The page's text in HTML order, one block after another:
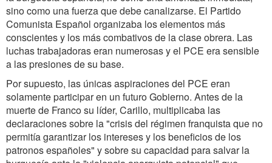
sino como una fuerza que debe canalizarse. El Partido
Comunista Español organizaba los elementos más
conscientes y los más combativos de la clase obrera. Las
luchas trabajadoras eran numerosas y el PCE era sensible
a las presiones de su base.
Por supuesto, las únicas aspiraciones del PCE eran
solamente participar en un futuro Gobierno. Antes de la
muerte de Franco su líder, Carillo, multiplicaba las
declaraciones sobre la "crisis del régimen franquista que no
permitía garantizar los intereses y los beneficios de los
patronos españoles" y sobre su capacidad para salvar la